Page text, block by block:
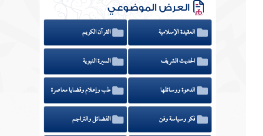
العرض الموضوعي
العقيدة الإسلامية القرآن الكريم
الحديث الشريف السيرة النبوية
الدعوة ووسائلها طب وإعلام وقضايا معاصرة
فكر وسياسة وفن الفضائل والتراجم